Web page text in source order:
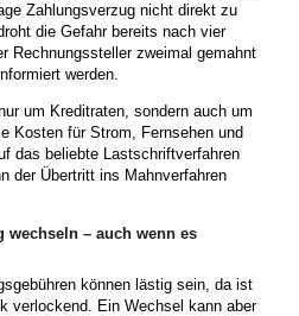
Zahlungsverzug nicht direkt zu
die Gefahr bereits nach vier
Rechnungssteller zweimal gemahnt
werden.
um Kreditraten, sondern auch um
Kosten für Strom, Fernsehen und
das beliebte Lastschriftverfahren
der Übertritt ins Mahnverfahren
wechseln – auch wenn es
können lästig sein, da ist
verlockend. Ein Wechsel kann aber